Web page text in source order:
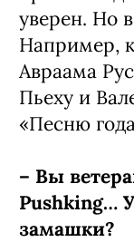
уверен. Но
Например,
Авраама
Пьеху и
«Песню
– Вы
Pushking…
замашки?